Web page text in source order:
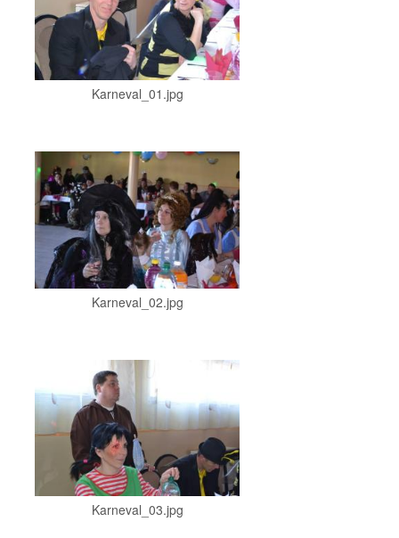
Karneval_01.jpg
Karneval_02.jpg
Karneval_03.jpg